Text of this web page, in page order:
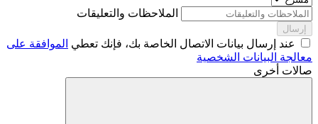
الملاحظات والتعليقات
إرسال
عند إرسال بيانات الاتصال الخاصة بك، فإنك تعطي الموافقة على
معالجة البيانات الشخصية
صالات أخرى